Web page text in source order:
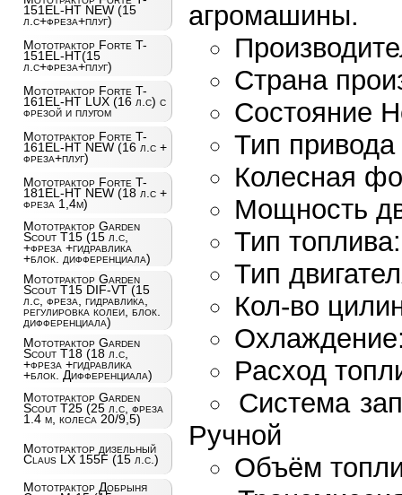
151EL-HT NEW (15
л.с+фреза+плуг)
Мототрактор Forte T-
151EL-HT(15
л.с+фреза+плуг)
Мототрактор Forte T-
161EL-HT LUX (16 л.с) с
фрезой и плугом
Мототрактор Forte T-
161EL-HT NEW (16 л.с +
фреза+плуг)
Мототрактор Forte T-
181EL-HT NEW (18 л.с +
фреза 1,4м)
Мототрактор Garden
Scout T15 (15 л.с,
+фреза +гидравлика
+блок. дифференциала)
Мототрактор Garden
Scout T15 DIF-VT (15
л.с, фреза, гидравлика,
регулировка колеи, блок.
дифференциала)
Мототрактор Garden
Scout T18 (18 л.с,
+фреза +гидравлика
+блок. Дифференциала)
Мототрактор Garden
Scout T25 (25 л.с, фреза
1.4 м, колеса 20/9,5)
Мототрактор дизельный
Claus LX 155F (15 л.с.)
Мототрактор Добрыня
агромашины.
Страна
Состояние
Тип
Колесная
Тип
Тип
Кол-во
Ручной
Объём